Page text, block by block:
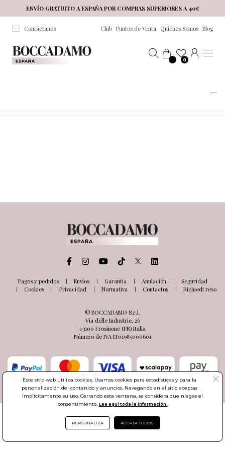
Salta al contenuto principale
ENVÍO GRATUITO A ESPAÑA POR COMPRAS SUPERIORES A 40€
Contáctanos Club Puntos de Venta Quiénes Somos Blog
0
Pagos y pedidos Envíos Garantía Anulación
Seguridad
Cookies
Privacidad Normativa Contactos Richiedi reso
© BOCCADAMO S.r.l.
Via delle Industrie, 26
03100 Frosinone (FR) Italia
Número de IVA IT01985000601
Este sitio web utiliza cookies. Usamos cookies para estadísticas y para la
personalización del contenido y anuncios. Navegando en el sitio aceptas
implícitamente su uso. Cerrando esta ventana, se considera que niegas el
consentimiento. Lee aquí toda la información.
PERSONALIZA ACEPTA TODOS